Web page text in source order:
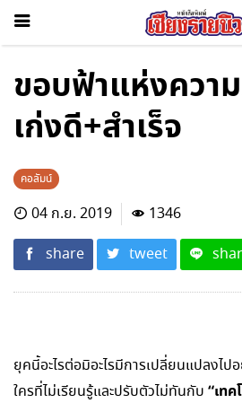
ขอบฟ้าแห่งควา
เก่งดี+สำเร็จ
คอลัมน์
04 ก.ย. 2019
1346
share
tweet
ยุคนี้อะไรต่อมิอะไรมีการเปลี่ยนแปลงไป
ใครที่ไม่เรียนรู้และปรับตัวไม่ทันกับ “เทค